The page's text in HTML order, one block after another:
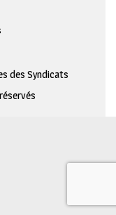
des Syndicats